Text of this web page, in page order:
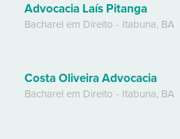
Advocacia Laís Pitanga
Bacharel em Direito - Itabuna, BA
Costa Oliveira Advocacia
Bacharel em Direito - Itabuna, BA